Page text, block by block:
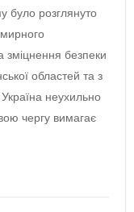
було розглянуто
зміцнення безпеки
областей та з
неухильно
чергу вимагає